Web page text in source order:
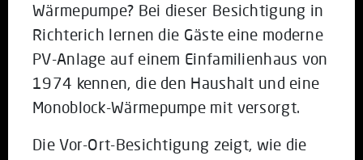
Wärmepumpe? Bei dieser Besichtigung in
Richterich lernen die Gäste eine moderne
PV-Anlage auf einem Einfamilienhaus von
1974 kennen, die den Haushalt und eine
Monoblock-Wärmepumpe mit versorgt.
Die Vor-Ort-Besichtigung zeigt, wie die